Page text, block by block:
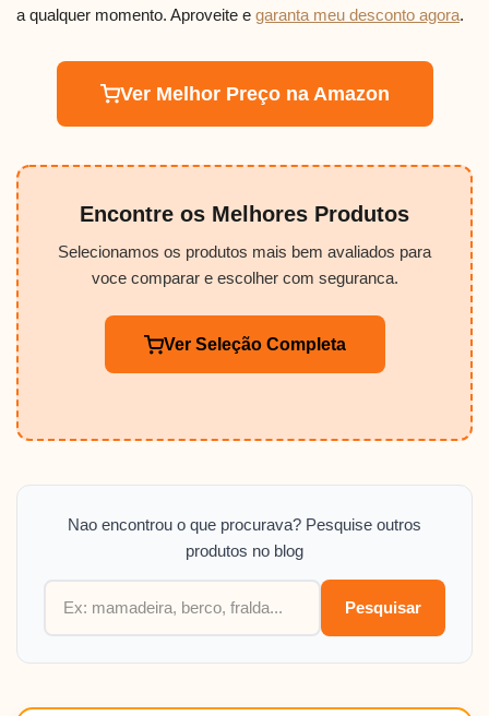
a qualquer momento. Aproveite e garanta meu desconto agora.
Ver Melhor Preço na Amazon
Encontre os Melhores Produtos
Selecionamos os produtos mais bem avaliados para
voce comparar e escolher com seguranca.
Ver Seleção Completa
Nao encontrou o que procurava? Pesquise outros
produtos no blog
Pesquisar